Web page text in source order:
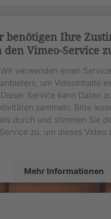
benötigen Ihre
den Vimeo-Service
Wir verwenden einen
um Videoinhalte
Dieser Service kann Daten
sammeln. Bitte
durch und stimmen Sie
zu, um dieses Video
Mehr Informationen